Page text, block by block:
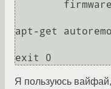
apt-get
Я пользуюсь